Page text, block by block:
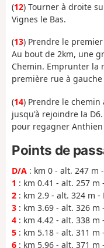
(12) Tourner à droite
Vignes le Bas.
(13) Prendre le
Au bout de 2km, une
Chemin. Emprunter la
première rue à
(14) Prendre le
jusqu'à rejoindre la
pour regagner
Points de
D/A : km 0 - alt. 247 m
1 : km 0.41 - alt. 257 m
2 : km 2.9 - alt. 324 m -
3 : km 3.69 - alt. 326 m
4 : km 4.42 - alt. 338 m
5 : km 5.18 - alt. 311
6 : km 5.96 - alt. 371 m -